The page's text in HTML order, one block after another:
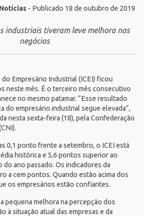
- Publicado 18 de outubro de 2019
industriais tiveram leve melhora nos
negócios
Empresário Industrial (ICEI) ficou
neste mês. É o terceiro mês consecutivo
no mesmo patamar. “Esse resultado
do empresário industrial segue elevada”,
nesta sexta-feira (18), pela Confederação
.
0,1 ponto frente a setembro, o ICEI está
histórica e 5,6 pontos superior ao
ano passado. Os indicadores da
a cem pontos. Quando estão acima dos
os empresários estão confiantes.
pequena melhora na percepção dos
à situação atual das empresas e da